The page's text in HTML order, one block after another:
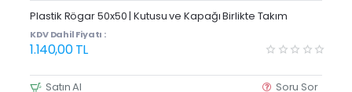
Plastik Rögar 50x50 | Kutusu ve Kapağı Birlikte Takım
KDV Dahil Fiyatı :
1.140,00 TL
Satın Al Soru Sor